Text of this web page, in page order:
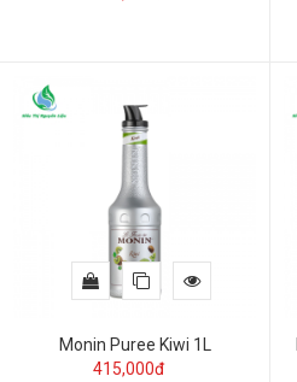
Monin Puree Kiwi 1L
415,000đ